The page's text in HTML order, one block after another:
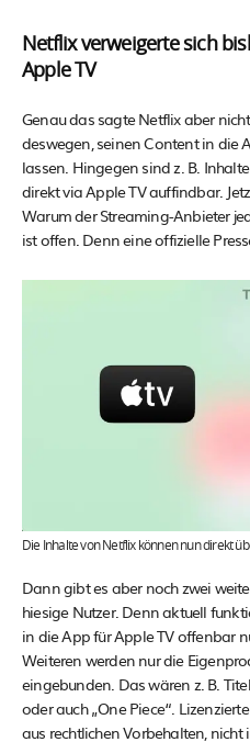
Netflix verweigerte sich
Apple TV
Genau das sagte Netflix aber
deswegen, seinen Content in die
lassen. Hingegen sind z. B.
direkt via Apple TV auffindbar.
Warum der Streaming-Anbieter
ist offen. Denn eine offizielle
Die Inhalte von Netflix können nun direkt
Dann gibt es aber noch zwei
hiesige Nutzer. Denn aktuell
in die App für Apple TV offenbar
Weiteren werden nur die
eingebunden. Das wären z. B.
oder auch „One Piece“.
aus rechtlichen Vorbehalten, nicht